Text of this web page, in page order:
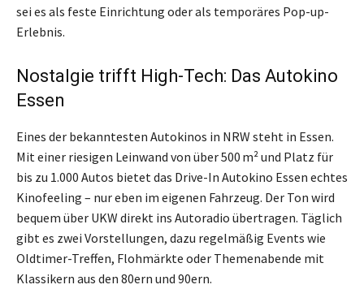
sei es als feste Einrichtung oder als temporäres Pop-up-
Erlebnis.
Nostalgie trifft High-Tech: Das Autokino
Essen
Eines der bekanntesten Autokinos in NRW steht in Essen.
Mit einer riesigen Leinwand von über 500 m² und Platz für
bis zu 1.000 Autos bietet das Drive-In Autokino Essen echtes
Kinofeeling – nur eben im eigenen Fahrzeug. Der Ton wird
bequem über UKW direkt ins Autoradio übertragen. Täglich
gibt es zwei Vorstellungen, dazu regelmäßig Events wie
Oldtimer-Treffen, Flohmärkte oder Themenabende mit
Klassikern aus den 80ern und 90ern.